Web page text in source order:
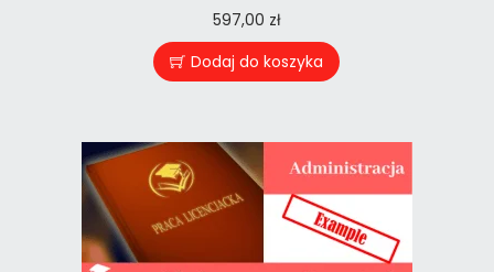
597,00 zł
Dodaj do koszyka